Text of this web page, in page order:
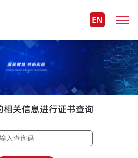
EN
相关信息进行证书查询